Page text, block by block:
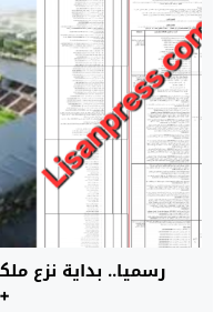
رسميا.. بداية نزع